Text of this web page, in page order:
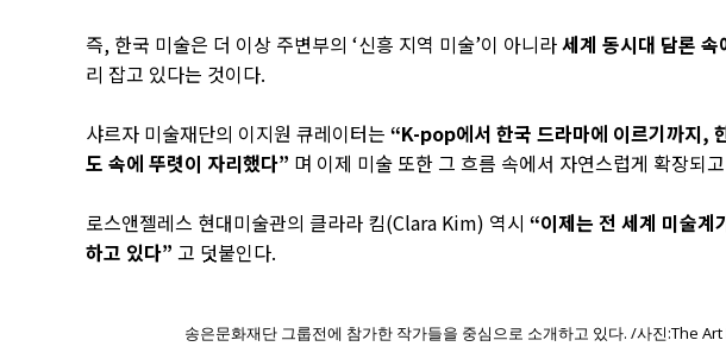
즉, 한국 미술은 더 이상 주변부의 ‘신흥 지역 미술’이 아니라세계 동시대 담론
리 잡고 있다는 것이다.
샤르자 미술재단의 이지원 큐레이터는 “K-pop에서 한국 드라마에 이르기까지,
도 속에 뚜렷이 자리했다” 며 이제 미술 또한 그 흐름 속에서 자연스럽게 확장되
로스앤젤레스 현대미술관의 클라라 킴(Clara Kim) 역시 “이제는 전 세계 미술계
하고 있다” 고 덧붙인다.
송은문화재단 그룹전에 참가한 작가들을 중심으로 소개하고 있다. /사진:The